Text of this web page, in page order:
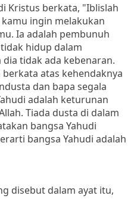
Kristus berkata, "Iblislah
ingin melakukan
Ia adalah pembunuh
hidup dalam
tidak ada kebenaran.
atas kehendaknya
dan bapa segala
adalah keturunan
Tiada dusta di dalam
bangsa Yahudi
bangsa Yahudi adalah
disebut dalam ayat itu,